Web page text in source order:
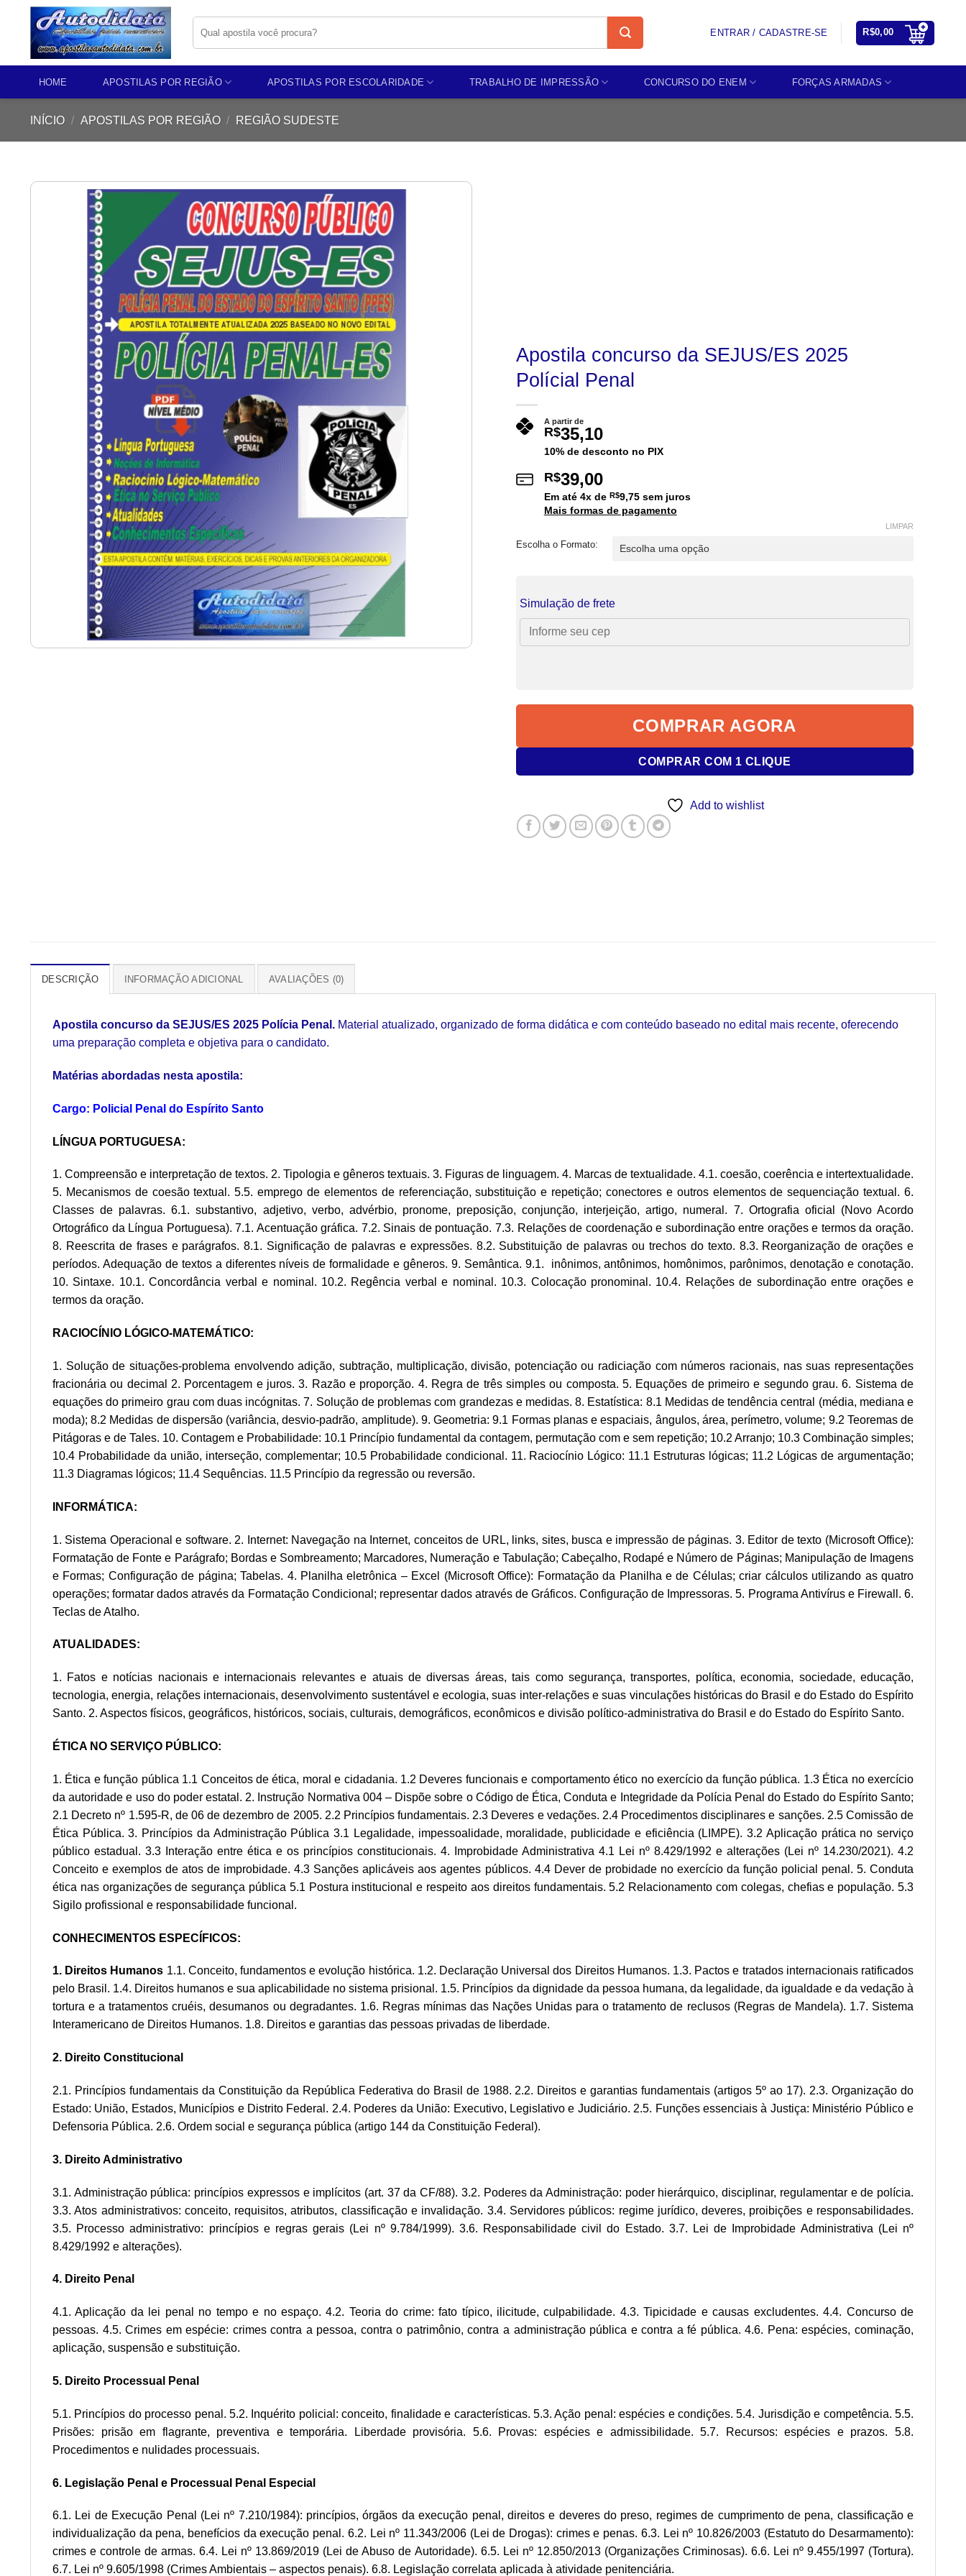
content
por:
ENTRAR / CADASTRE-SE R$0,00
HOME APOSTILAS POR REGIÃO APOSTILAS POR ESCOLARIDADE TRABALHO DE IMPRESSÃO CONCURSO DO ENEM FORÇAS ARMADAS
INÍCIO / APOSTILAS POR REGIÃO / REGIÃO SUDESTE
Apostila concurso da SEJUS/ES 2025
Polícial Penal
A partir de
R$35,10
10% de desconto no PIX
R$39,00
Em até 4x de R$9,75sem juros
Mais formas de pagamento
Escolha o Formato:
LIMPAR
Simulação de frete
COMPRAR AGORA
COMPRAR COM 1 CLIQUE
Add to wishlist
DESCRIÇÃO INFORMAÇÃO ADICIONAL AVALIAÇÕES (0)
Apostila concurso da SEJUS/ES 2025 Polícia Penal. Material atualizado, organizado de forma didática e com conteúdo baseado no edital mais recente, oferecendo
uma preparação completa e objetiva para o candidato.
Matérias abordadas nesta apostila:
Cargo: Policial Penal do Espírito Santo
LÍNGUA PORTUGUESA:
1. Compreensão e interpretação de textos. 2. Tipologia e gêneros textuais. 3. Figuras de linguagem. 4. Marcas de textualidade. 4.1. coesão, coerência e intertextualidade.
5. Mecanismos de coesão textual. 5.5. emprego de elementos de referenciação, substituição e repetição; conectores e outros elementos de sequenciação textual. 6.
Classes de palavras. 6.1. substantivo, adjetivo, verbo, advérbio, pronome, preposição, conjunção, interjeição, artigo, numeral. 7. Ortografia oficial (Novo Acordo
Ortográfico da Língua Portuguesa). 7.1. Acentuação gráfica. 7.2. Sinais de pontuação. 7.3. Relações de coordenação e subordinação entre orações e termos da oração.
8. Reescrita de frases e parágrafos. 8.1. Significação de palavras e expressões. 8.2. Substituição de palavras ou trechos do texto. 8.3. Reorganização de orações e
períodos. Adequação de textos a diferentes níveis de formalidade e gêneros. 9. Semântica. 9.1. inônimos, antônimos, homônimos, parônimos, denotação e conotação.
10. Sintaxe. 10.1. Concordância verbal e nominal. 10.2. Regência verbal e nominal. 10.3. Colocação pronominal. 10.4. Relações de subordinação entre orações e
termos da oração.
RACIOCÍNIO LÓGICO-MATEMÁTICO:
1. Solução de situações-problema envolvendo adição, subtração, multiplicação, divisão, potenciação ou radiciação com números racionais, nas suas representações
fracionária ou decimal 2. Porcentagem e juros. 3. Razão e proporção. 4. Regra de três simples ou composta. 5. Equações de primeiro e segundo grau. 6. Sistema de
equações do primeiro grau com duas incógnitas. 7. Solução de problemas com grandezas e medidas. 8. Estatística: 8.1 Medidas de tendência central (média, mediana e
moda); 8.2 Medidas de dispersão (variância, desvio-padrão, amplitude). 9. Geometria: 9.1 Formas planas e espaciais, ângulos, área, perímetro, volume; 9.2 Teoremas de
Pitágoras e de Tales. 10. Contagem e Probabilidade: 10.1 Princípio fundamental da contagem, permutação com e sem repetição; 10.2 Arranjo; 10.3 Combinação simples;
10.4 Probabilidade da união, interseção, complementar; 10.5 Probabilidade condicional. 11. Raciocínio Lógico: 11.1 Estruturas lógicas; 11.2 Lógicas de argumentação;
11.3 Diagramas lógicos; 11.4 Sequências. 11.5 Princípio da regressão ou reversão.
INFORMÁTICA:
1. Sistema Operacional e software. 2. Internet: Navegação na Internet, conceitos de URL, links, sites, busca e impressão de páginas. 3. Editor de texto (Microsoft Office):
Formatação de Fonte e Parágrafo; Bordas e Sombreamento; Marcadores, Numeração e Tabulação; Cabeçalho, Rodapé e Número de Páginas; Manipulação de Imagens
e Formas; Configuração de página; Tabelas. 4. Planilha eletrônica – Excel (Microsoft Office): Formatação da Planilha e de Células; criar cálculos utilizando as quatro
operações; formatar dados através da Formatação Condicional; representar dados através de Gráficos. Configuração de Impressoras. 5. Programa Antivírus e Firewall. 6.
Teclas de Atalho.
ATUALIDADES:
1. Fatos e notícias nacionais e internacionais relevantes e atuais de diversas áreas, tais como segurança, transportes, política, economia, sociedade, educação,
tecnologia, energia, relações internacionais, desenvolvimento sustentável e ecologia, suas inter-relações e suas vinculações históricas do Brasil e do Estado do Espírito
Santo. 2. Aspectos físicos, geográficos, históricos, sociais, culturais, demográficos, econômicos e divisão político-administrativa do Brasil e do Estado do Espírito Santo.
ÉTICA NO SERVIÇO PÚBLICO:
1. Ética e função pública 1.1 Conceitos de ética, moral e cidadania. 1.2 Deveres funcionais e comportamento ético no exercício da função pública. 1.3 Ética no exercício
da autoridade e uso do poder estatal. 2. Instrução Normativa 004 – Dispõe sobre o Código de Ética, Conduta e Integridade da Polícia Penal do Estado do Espírito Santo;
2.1 Decreto nº 1.595-R, de 06 de dezembro de 2005. 2.2 Princípios fundamentais. 2.3 Deveres e vedações. 2.4 Procedimentos disciplinares e sanções. 2.5 Comissão de
Ética Pública. 3. Princípios da Administração Pública 3.1 Legalidade, impessoalidade, moralidade, publicidade e eficiência (LIMPE). 3.2 Aplicação prática no serviço
público estadual. 3.3 Interação entre ética e os princípios constitucionais. 4. Improbidade Administrativa 4.1 Lei nº 8.429/1992 e alterações (Lei nº 14.230/2021). 4.2
Conceito e exemplos de atos de improbidade. 4.3 Sanções aplicáveis aos agentes públicos. 4.4 Dever de probidade no exercício da função policial penal. 5. Conduta
ética nas organizações de segurança pública 5.1 Postura institucional e respeito aos direitos fundamentais. 5.2 Relacionamento com colegas, chefias e população. 5.3
Sigilo profissional e responsabilidade funcional.
CONHECIMENTOS ESPECÍFICOS:
1. Direitos Humanos 1.1. Conceito, fundamentos e evolução histórica. 1.2. Declaração Universal dos Direitos Humanos. 1.3. Pactos e tratados internacionais ratificados
pelo Brasil. 1.4. Direitos humanos e sua aplicabilidade no sistema prisional. 1.5. Princípios da dignidade da pessoa humana, da legalidade, da igualdade e da vedação à
tortura e a tratamentos cruéis, desumanos ou degradantes. 1.6. Regras mínimas das Nações Unidas para o tratamento de reclusos (Regras de Mandela). 1.7. Sistema
Interamericano de Direitos Humanos. 1.8. Direitos e garantias das pessoas privadas de liberdade.
2. Direito Constitucional
2.1. Princípios fundamentais da Constituição da República Federativa do Brasil de 1988. 2.2. Direitos e garantias fundamentais (artigos 5º ao 17). 2.3. Organização do
Estado: União, Estados, Municípios e Distrito Federal. 2.4. Poderes da União: Executivo, Legislativo e Judiciário. 2.5. Funções essenciais à Justiça: Ministério Público e
Defensoria Pública. 2.6. Ordem social e segurança pública (artigo 144 da Constituição Federal).
3. Direito Administrativo
3.1. Administração pública: princípios expressos e implícitos (art. 37 da CF/88). 3.2. Poderes da Administração: poder hierárquico, disciplinar, regulamentar e de polícia.
3.3. Atos administrativos: conceito, requisitos, atributos, classificação e invalidação. 3.4. Servidores públicos: regime jurídico, deveres, proibições e responsabilidades.
3.5. Processo administrativo: princípios e regras gerais (Lei nº 9.784/1999). 3.6. Responsabilidade civil do Estado. 3.7. Lei de Improbidade Administrativa (Lei nº
8.429/1992 e alterações).
4. Direito Penal
4.1. Aplicação da lei penal no tempo e no espaço. 4.2. Teoria do crime: fato típico, ilicitude, culpabilidade. 4.3. Tipicidade e causas excludentes. 4.4. Concurso de
pessoas. 4.5. Crimes em espécie: crimes contra a pessoa, contra o patrimônio, contra a administração pública e contra a fé pública. 4.6. Pena: espécies, cominação,
aplicação, suspensão e substituição.
5. Direito Processual Penal
5.1. Princípios do processo penal. 5.2. Inquérito policial: conceito, finalidade e características. 5.3. Ação penal: espécies e condições. 5.4. Jurisdição e competência. 5.5.
Prisões: prisão em flagrante, preventiva e temporária. Liberdade provisória. 5.6. Provas: espécies e admissibilidade. 5.7. Recursos: espécies e prazos. 5.8.
Procedimentos e nulidades processuais.
6. Legislação Penal e Processual Penal Especial
6.1. Lei de Execução Penal (Lei nº 7.210/1984): princípios, órgãos da execução penal, direitos e deveres do preso, regimes de cumprimento de pena, classificação e
individualização da pena, benefícios da execução penal. 6.2. Lei nº 11.343/2006 (Lei de Drogas): crimes e penas. 6.3. Lei nº 10.826/2003 (Estatuto do Desarmamento):
crimes e controle de armas. 6.4. Lei nº 13.869/2019 (Lei de Abuso de Autoridade). 6.5. Lei nº 12.850/2013 (Organizações Criminosas). 6.6. Lei nº 9.455/1997 (Tortura).
6.7. Lei nº 9.605/1998 (Crimes Ambientais – aspectos penais). 6.8. Legislação correlata aplicada à atividade penitenciária.